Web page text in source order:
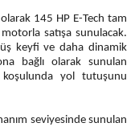
olarak 145 HP E-Tech tam
satışa sunulacak.
keyfi ve daha dinamik
bağlı olarak sunulan
yol tutuşunu
seviyesinde sunulan